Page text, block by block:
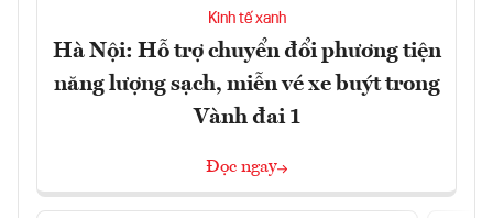
Kinh tế xanh
Hà Nội: Hỗ trợ chuyển đổi phương tiện
năng lượng sạch, miễn vé xe buýt trong
Vành đai 1
Đọc ngay